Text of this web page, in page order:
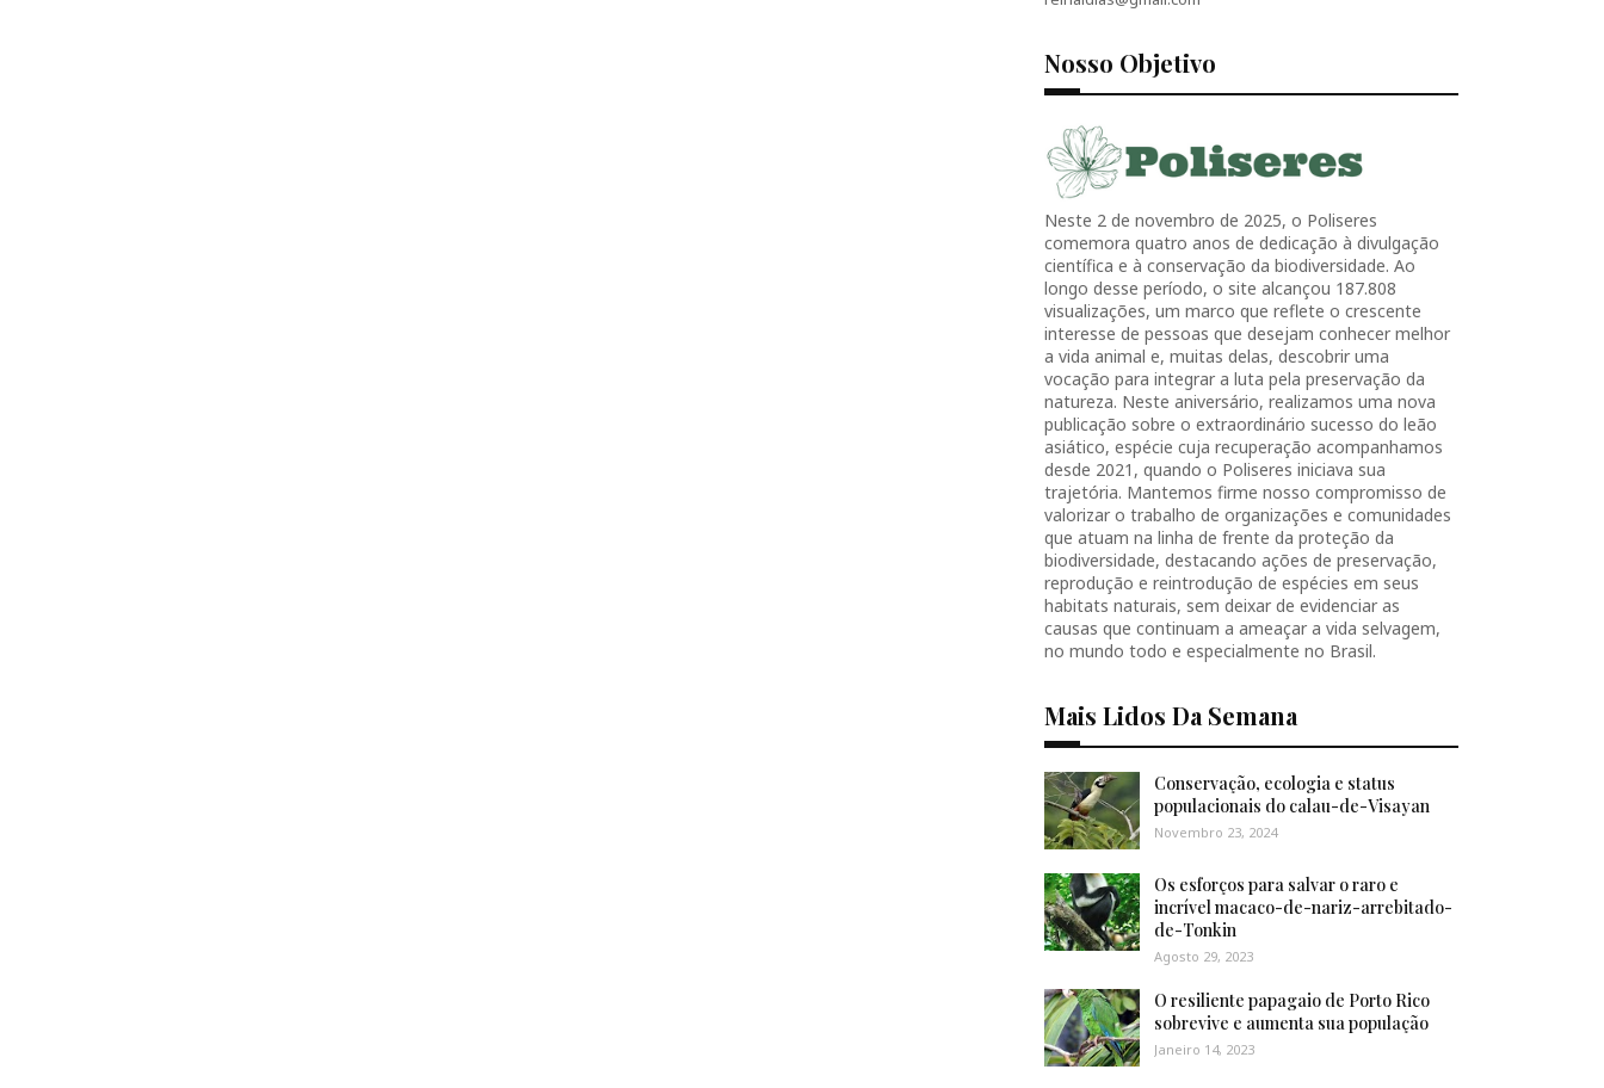
Nosso Objetivo
Neste 2 de novembro de 2025, o Poliseres
comemora quatro anos de dedicação à divulgação
científica e à conservação da biodiversidade. Ao
longo desse período, o site alcançou 187.808
visualizações, um marco que reflete o crescente
interesse de pessoas que desejam conhecer melhor
a vida animal e, muitas delas, descobrir uma
vocação para integrar a luta pela preservação da
natureza. Neste aniversário, realizamos uma nova
publicação sobre o extraordinário sucesso do leão
asiático, espécie cuja recuperação acompanhamos
desde 2021, quando o Poliseres iniciava sua
trajetória. Mantemos firme nosso compromisso de
valorizar o trabalho de organizações e comunidades
que atuam na linha de frente da proteção da
biodiversidade, destacando ações de preservação,
reprodução e reintrodução de espécies em seus
habitats naturais, sem deixar de evidenciar as
causas que continuam a ameaçar a vida selvagem,
no mundo todo e especialmente no Brasil.
Mais Lidos Da Semana
Conservação, ecologia e status
populacionais do calau-de-Visayan
Novembro 23, 2024
Os esforços para salvar o raro e
incrível macaco-de-nariz-arrebitado-
de-Tonkin
Agosto 29, 2023
O resiliente papagaio de Porto Rico
sobrevive e aumenta sua população
Janeiro 14, 2023